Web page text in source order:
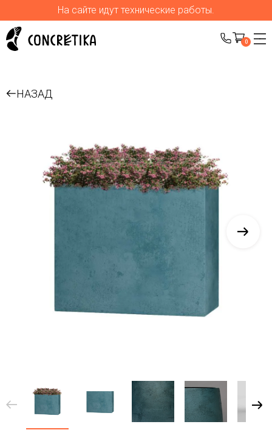
На сайте идут технические работы.
0
НАЗАД